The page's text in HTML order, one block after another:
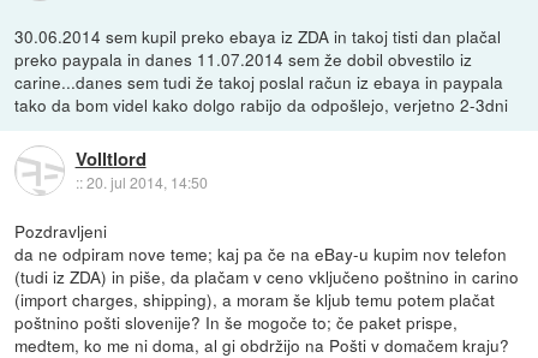
30.06.2014 sem kupil preko ebaya iz ZDA in takoj tisti dan plačal
preko paypala in danes 11.07.2014 sem že dobil obvestilo iz
carine...danes sem tudi že takoj poslal račun iz ebaya in paypala
tako da bom videl kako dolgo rabijo da odpošlejo, verjetno 2-3dni
Volltlord
::20. jul 2014, 14:50
Pozdravljeni
da ne odpiram nove teme; kaj pa če na eBay-u kupim nov telefon
(tudi iz ZDA) in piše, da plačam v ceno vključeno poštnino in carino
(import charges, shipping), a moram še kljub temu potem plačat
poštnino pošti slovenije? In še mogoče to; če paket prispe,
medtem, ko me ni doma, al gi obdržijo na Pošti v domačem kraju?